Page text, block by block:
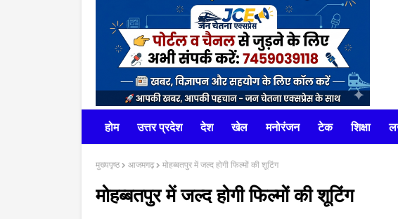
होम उत्तर प्रदेश देश खेल मनोरंजन टेक शिक्षा
मुख्यपृष्ठ आजमगढ़ मोहब्बतपुर में जल्द होगी फिल्मों की शूटिंग
मोहब्बतपुर में जल्द होगी फिल्मों की शूटिंग